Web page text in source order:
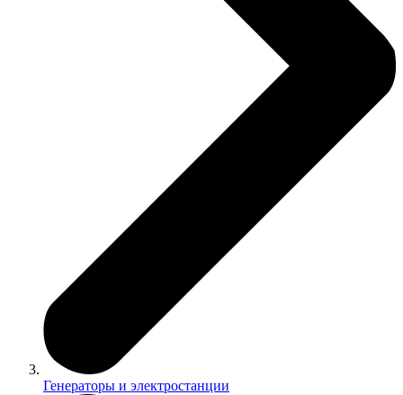
Генераторы и электростанции